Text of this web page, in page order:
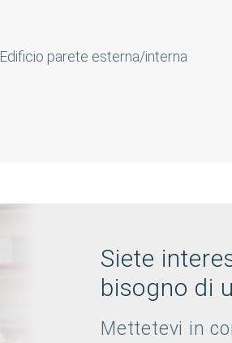
Edificio parete esterna/interna
Siete
bisogno di
Mettetevi in